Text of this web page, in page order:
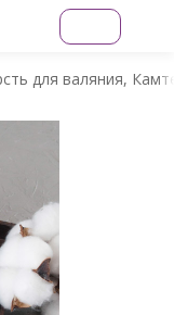
для валяния,